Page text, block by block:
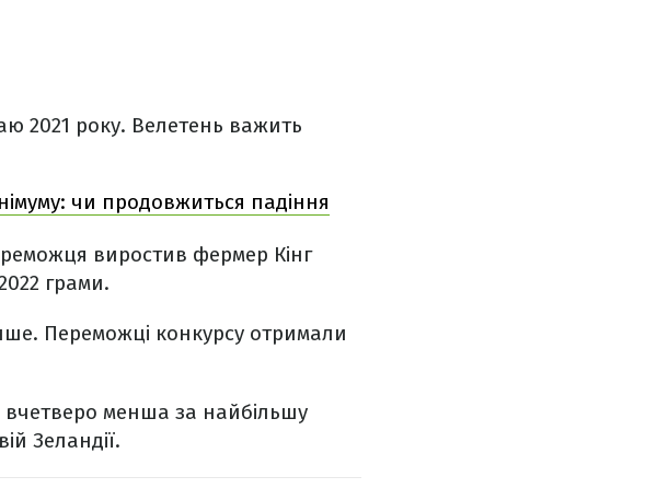
2021 року. Велетень важить
чи продовжиться падіння
виростив фермер Кінг
грами.
Переможці конкурсу отримали
менша за найбільшу
Зеландії.